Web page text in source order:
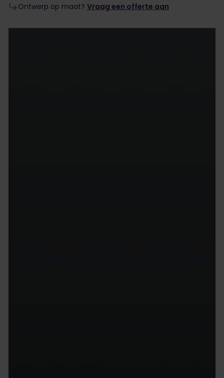
Ontwerp op maat? Vraag een offerte aan